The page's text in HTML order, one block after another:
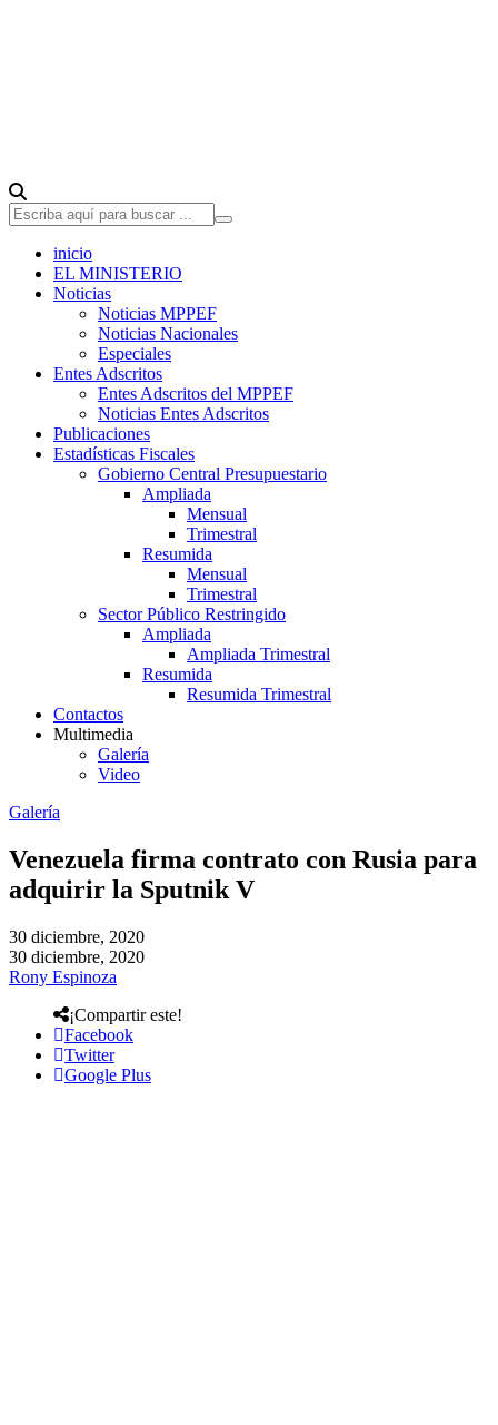
inicio
EL MINISTERIO
Noticias
Noticias MPPEF
Noticias Nacionales
Especiales
Entes Adscritos
Entes Adscritos del MPPEF
Noticias Entes Adscritos
Publicaciones
Estadísticas Fiscales
Gobierno Central Presupuestario
Ampliada
Mensual
Trimestral
Resumida
Mensual
Trimestral
Sector Público Restringido
Ampliada
Ampliada Trimestral
Resumida
Resumida Trimestral
Contactos
Multimedia
Galería
Video
Galería
Venezuela firma contrato con Rusia para
adquirir la Sputnik V
30 diciembre, 2020
30 diciembre, 2020
Rony Espinoza
¡Compartir este!
Facebook
Twitter
Google Plus